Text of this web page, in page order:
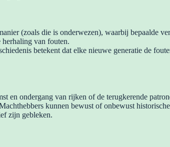
(zoals die is onderwezen), waarbij bepaalde
herhaling van fouten.
betekent dat elke nieuwe generatie de
en ondergang van rijken of de terugkerende
kunnen bewust of onbewust
zijn gebleken.